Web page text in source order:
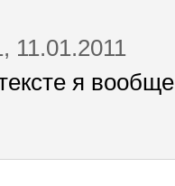
11.01.2011
я